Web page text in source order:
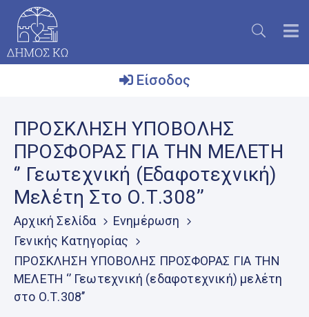
Δήμος
Το
Νησί
Ενημέρωση
Επικοινωνία
Μητρώο
Εθελοντών
Είσοδος
ΠΡΟΣΚΛΗΣΗ ΥΠΟΒΟΛΗΣ
ΠΡΟΣΦΟΡΑΣ ΓΙΑ ΤΗΝ ΜΕΛΕΤΗ
‘’ Γεωτεχνική (εδαφοτεχνική)
Μελέτη Στο Ο.Τ.308’’
Αρχική Σελίδα
Ενημέρωση
Γενικής Κατηγορίας
ΠΡΟΣΚΛΗΣΗ ΥΠΟΒΟΛΗΣ ΠΡΟΣΦΟΡΑΣ ΓΙΑ ΤΗΝ
ΜΕΛΕΤΗ ‘’ Γεωτεχνική (εδαφοτεχνική) μελέτη
στο Ο.Τ.308’’